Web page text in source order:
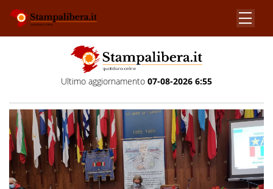
Ultimo aggiornamento 07-08-2026 6:55